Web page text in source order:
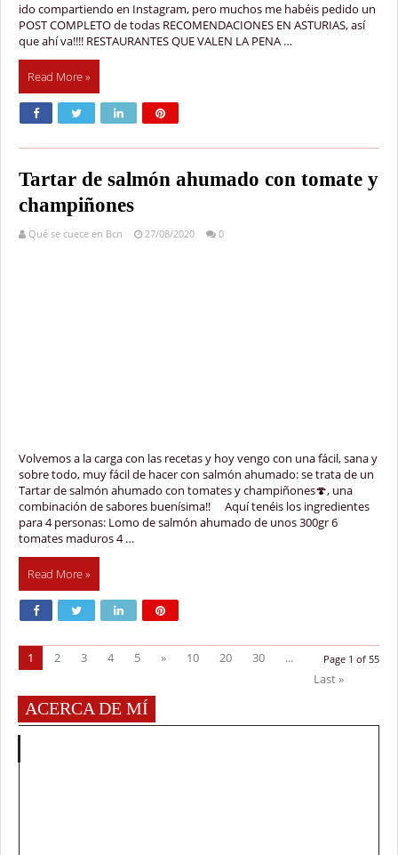
ido compartiendo en Instagram, pero muchos me habéis pedido un
POST COMPLETO de todas RECOMENDACIONES EN ASTURIAS, así
que ahí va!!!! RESTAURANTES QUE VALEN LA PENA …
Read More »
Tartar de salmón ahumado con tomate y
champiñones
Qué se cuece en Bcn 27/08/2020 0
Volvemos a la carga con las recetas y hoy vengo con una fácil, sana y
sobre todo, muy fácil de hacer con salmón ahumado: se trata de un
Tartar de salmón ahumado con tomates y champiñones🍄, una
combinación de sabores buenísima!! ⠀ Aquí tenéis los ingredientes
para 4 personas: Lomo de salmón ahumado de unos 300gr 6
tomates maduros 4 …
Read More »
Page 1 of 55
1 2 3 4 5 » 10 20 30
...
Last »
ACERCA DE MÍ